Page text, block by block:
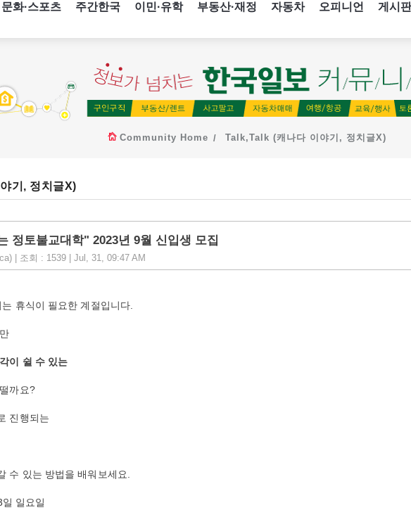
문화·스포츠 주간한국 이민·유학 부동산·재정 자동차 오피니언 게시판
Community Home Talk,Talk (캐나다 이야기, 정치글X)
기, 정치글X)
정토불교대학" 2023년 9월 신입생 모집
| 조회 : 1539 | Jul, 31, 09:47 AM
휴식이 필요한 계절입니다.
이 쉴 수 있는
까요?
진행되는
수 있는 방법을 배워보세요.
일요일